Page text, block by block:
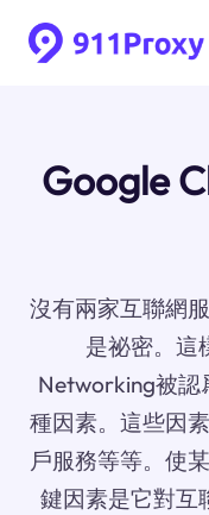
Google
沒有兩家互聯網
是祕密。這
Networking被認
種因素。這些因
戶服務等等。使
鍵因素是它對互